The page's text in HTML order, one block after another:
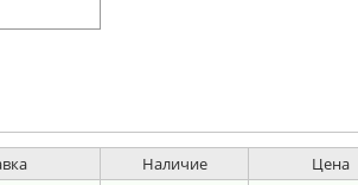
Наличие Цена